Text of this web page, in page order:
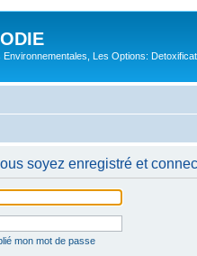
Environnementales, Les Options:
soyez enregistré et
mon mot de passe